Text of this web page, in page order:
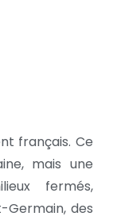
français. Ce
mais une
fermés,
Germain, des